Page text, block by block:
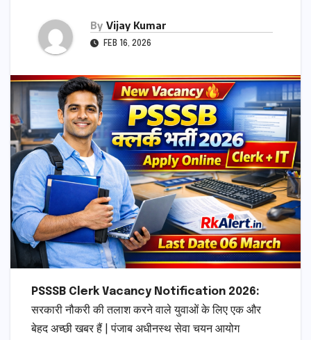
By Vijay Kumar
FEB 16, 2026
PSSSB Clerk Vacancy Notification 2026:
सरकारी नौकरी की तलाश करने वाले युवाओं के लिए एक और
बेहद अच्छी खबर हैं | पंजाब अधीनस्थ सेवा चयन आयोग